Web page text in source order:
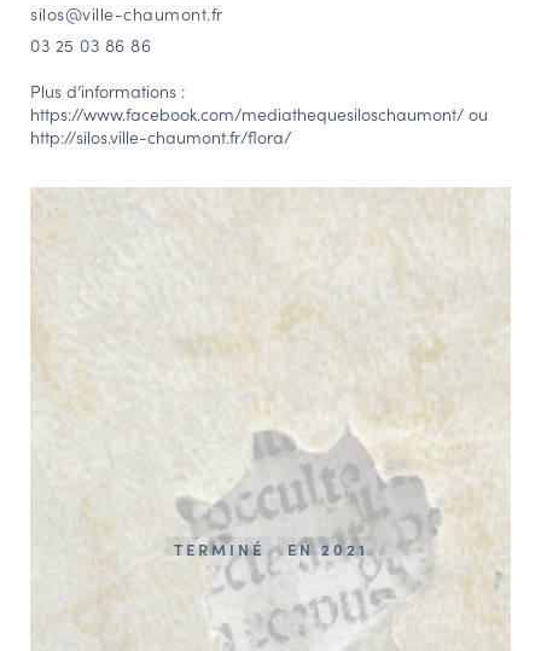
silos@ville-chaumont.fr
03 25 03 86 86
Plus d’informations :
https://www.facebook.com/mediathequesiloschaumont/ ou
http://silos.ville-chaumont.fr/flora/
TERMINÉ EN 2021